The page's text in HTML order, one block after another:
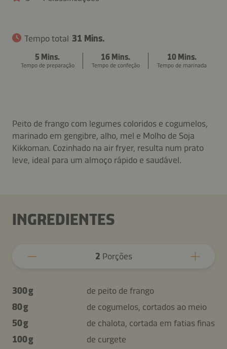
Tempo total 31 Mins.
5 Mins.
Tempo de preparação
16 Mins.
Tempo de confeção
10 Mins.
Tempo de marinada
Peito de frango com legumes coloridos e cogumelos,
marinado em gengibre, alho, mel e Molho de Soja
Kikkoman. Cozinhado na air fryer, resulta num prato
leve, ideal para um almoço rápido e saudável.
INGREDIENTES
2 Porções
300 g
de peito de frango
80 g
de cogumelos, cortados ao meio
50 g
de chalota, cortada em fatias finas
100 g
de curgete